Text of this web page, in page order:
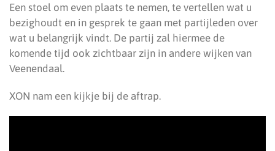
Een stoel om even plaats te nemen, te vertellen wat u
bezighoudt en in gesprek te gaan met partijleden over
wat u belangrijk vindt. De partij zal hiermee de
komende tijd ook zichtbaar zijn in andere wijken van
Veenendaal.
XON nam een kijkje bij de aftrap.